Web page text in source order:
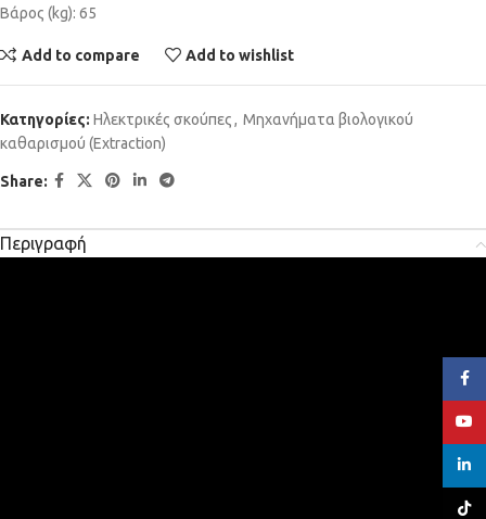
Βάρος (kg): 65
Add to compare Add to wishlist
Κατηγορίες: Ηλεκτρικές σκούπες, Μηχανήματα βιολογικού
καθαρισμού (Extraction)
Share:
Περιγραφή